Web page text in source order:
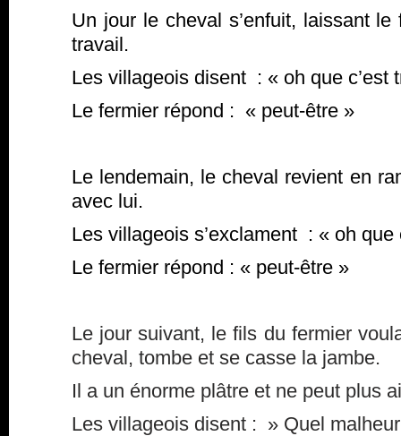
Un jour le cheval s’enfuit, laissant
travail.
Les villageois disent : « oh que c’est
Le fermier répond : « peut-être »
Le lendemain, le cheval revient en
avec lui.
Les villageois s’exclament : « oh que
Le fermier répond : « peut-être »
Le jour suivant, le fils du fermier
cheval, tombe et se casse la jambe.
Il a un énorme plâtre et ne peut plus
Les villageois disent : » Quel